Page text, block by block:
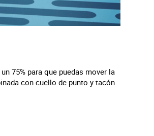
75% para que puedas mover la
con cuello de punto y tacón